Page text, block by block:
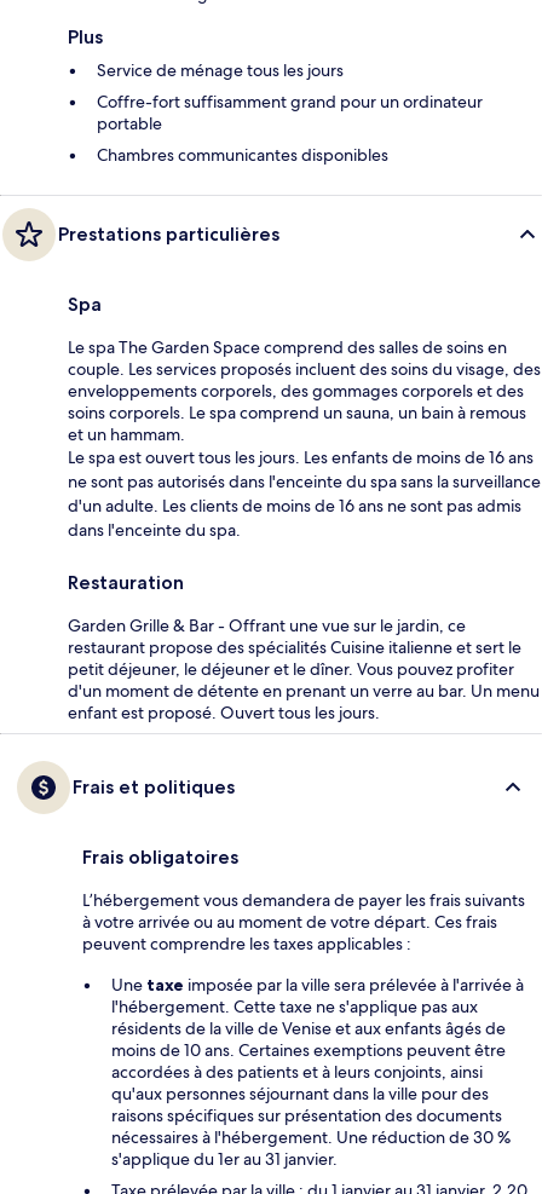
Plus
Service de ménage tous les jours
Coffre-fort suffisamment grand pour un ordinateur
portable
Chambres communicantes disponibles
Prestations particulières
Spa
Le spa The Garden Space comprend des salles de soins en
couple. Les services proposés incluent des soins du visage, des
enveloppements corporels, des gommages corporels et des
soins corporels. Le spa comprend un sauna, un bain à remous
et un hammam.
Le spa est ouvert tous les jours. Les enfants de moins de 16 ans
ne sont pas autorisés dans l'enceinte du spa sans la surveillance
d'un adulte. Les clients de moins de 16 ans ne sont pas admis
dans l'enceinte du spa.
Restauration
Garden Grille & Bar - Offrant une vue sur le jardin, ce
restaurant propose des spécialités Cuisine italienne et sert le
petit déjeuner, le déjeuner et le dîner. Vous pouvez profiter
d'un moment de détente en prenant un verre au bar. Un menu
enfant est proposé. Ouvert tous les jours.
Frais et politiques
Frais obligatoires
L’hébergement vous demandera de payer les frais suivants
à votre arrivée ou au moment de votre départ. Ces frais
peuvent comprendre les taxes applicables :
Une taxe imposée par la ville sera prélevée à l'arrivée à
l'hébergement. Cette taxe ne s'applique pas aux
résidents de la ville de Venise et aux enfants âgés de
moins de 10 ans. Certaines exemptions peuvent être
accordées à des patients et à leurs conjoints, ainsi
qu'aux personnes séjournant dans la ville pour des
raisons spécifiques sur présentation des documents
nécessaires à l'hébergement. Une réduction de 30 %
s'applique du 1er au 31 janvier.